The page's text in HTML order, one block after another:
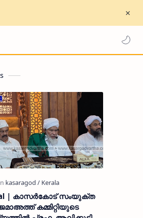
| കാസർകോട് സംയുക്ത
കമ്മിറ്റിയുടെ